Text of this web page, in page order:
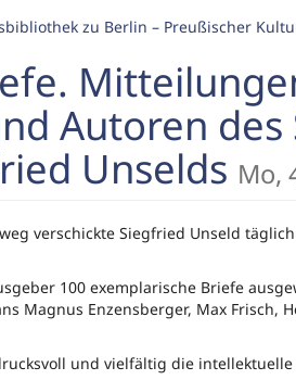
zu Berlin – Preußischer
Autoren des
Unselds Mo,
verschickte Siegfried Unseld
100 exemplarische Briefe
Magnus Enzensberger, Max
und vielfältig die